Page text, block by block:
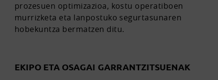
prozesuen optimizazioa, kostu operatiboen
murrizketa eta lanpostuko segurtasunaren
hobekuntza bermatzen ditu.
EKIPO ETA OSAGAI GARRANTZITSUENAK